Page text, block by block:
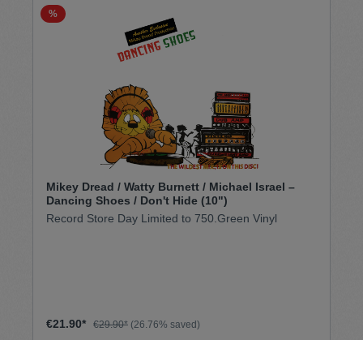
%
Mikey Dread / Watty Burnett / Michael Israel –
Dancing Shoes / Don't Hide (10")
Record Store Day Limited to 750.Green Vinyl
€21.90* €29.90* (26.76% saved)